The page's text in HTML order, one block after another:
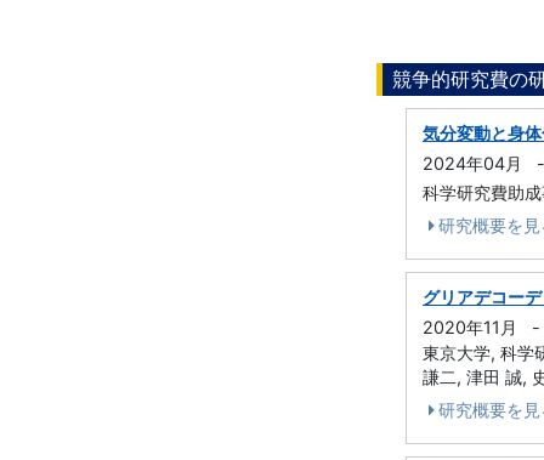
競争的研究費の
気分変動と身
2024年04月
-
科学研究費助
研究概要を見
グリアデコー
2020年11月
-
東京大学, 科学
謙二, 津田 誠,
研究概要を見